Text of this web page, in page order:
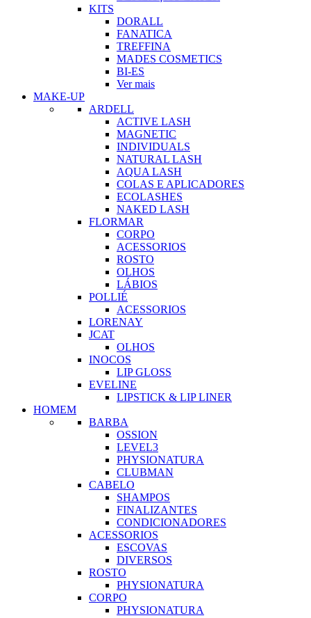
KITS
DORALL
FANATICA
TREFFINA
MADES COSMETICS
BI-ES
Ver mais
MAKE-UP
ARDELL
ACTIVE LASH
MAGNETIC
INDIVIDUALS
NATURAL LASH
AQUA LASH
COLAS E APLICADORES
ECOLASHES
NAKED LASH
FLORMAR
CORPO
ACESSORIOS
ROSTO
OLHOS
LÁBIOS
POLLIÉ
ACESSORIOS
LORENAY
JCAT
OLHOS
INOCOS
LIP GLOSS
EVELINE
LIPSTICK & LIP LINER
HOMEM
BARBA
OSSION
LEVEL3
PHYSIONATURA
CLUBMAN
CABELO
SHAMPOS
FINALIZANTES
CONDICIONADORES
ACESSORIOS
ESCOVAS
DIVERSOS
ROSTO
PHYSIONATURA
CORPO
PHYSIONATURA